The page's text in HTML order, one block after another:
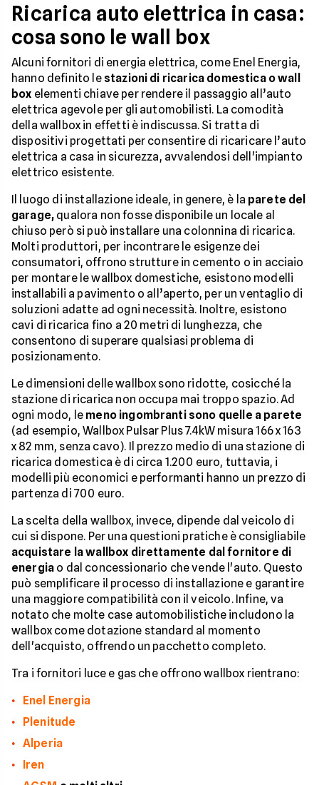
Ricarica auto elettrica in casa:
cosa sono le wall box
Alcuni fornitori di energia elettrica, come Enel Energia,
hanno definito le stazioni di ricarica domestica o wall
box elementi chiave per rendere il passaggio all’auto
elettrica agevole per gli automobilisti. La comodità
della wallbox in effetti è indiscussa. Si tratta di
dispositivi progettati per consentire di ricaricare l’auto
elettrica a casa in sicurezza, avvalendosi dell'impianto
elettrico esistente.
Il luogo di installazione ideale, in genere, è la parete del
garage, qualora non fosse disponibile un locale al
chiuso però si può installare una colonnina di ricarica.
Molti produttori, per incontrare le esigenze dei
consumatori, offrono strutture in cemento o in acciaio
per montare le wallbox domestiche, esistono modelli
installabili a pavimento o all’aperto, per un ventaglio di
soluzioni adatte ad ogni necessità. Inoltre, esistono
cavi di ricarica fino a 20 metri di lunghezza, che
consentono di superare qualsiasi problema di
posizionamento.
Le dimensioni delle wallbox sono ridotte, cosicché la
stazione di ricarica non occupa mai troppo spazio. Ad
ogni modo, le meno ingombranti sono quelle a parete
(ad esempio, Wallbox Pulsar Plus 7.4kW misura 166 x 163
x 82 mm, senza cavo). Il prezzo medio di una stazione di
ricarica domestica è di circa 1.200 euro, tuttavia, i
modelli più economici e performanti hanno un prezzo di
partenza di 700 euro.
La scelta della wallbox, invece, dipende dal veicolo di
cui si dispone. Per una questioni pratiche è consigliabile
acquistare la wallbox direttamente dal fornitore di
energia o dal concessionario che vende l'auto. Questo
può semplificare il processo di installazione e garantire
una maggiore compatibilità con il veicolo. Infine, va
notato che molte case automobilistiche includono la
wallbox come dotazione standard al momento
dell'acquisto, offrendo un pacchetto completo.
Tra i fornitori luce e gas che offrono wallbox rientrano:
Enel Energia
Plenitude
Alperia
Iren